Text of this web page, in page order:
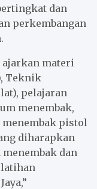
dan
perkembangan
ajarkan materi
Teknik
pelajaran
menembak,
menembak pistol
diharapkan
dan